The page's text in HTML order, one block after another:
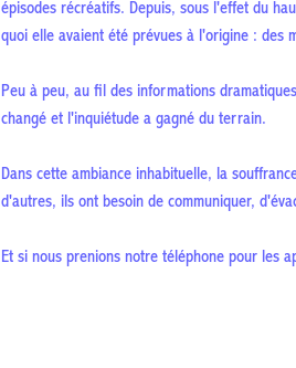
épisodes récréatifs. Depuis, sous l'effet du
quoi elle avaient été prévues à l'origine : des
Peu à peu, au fil des informations
changé et l'inquiétude a gagné du terrain.
Dans cette ambiance inhabituelle, la
d'autres, ils ont besoin de communiquer,
Et si nous prenions notre téléphone pour les